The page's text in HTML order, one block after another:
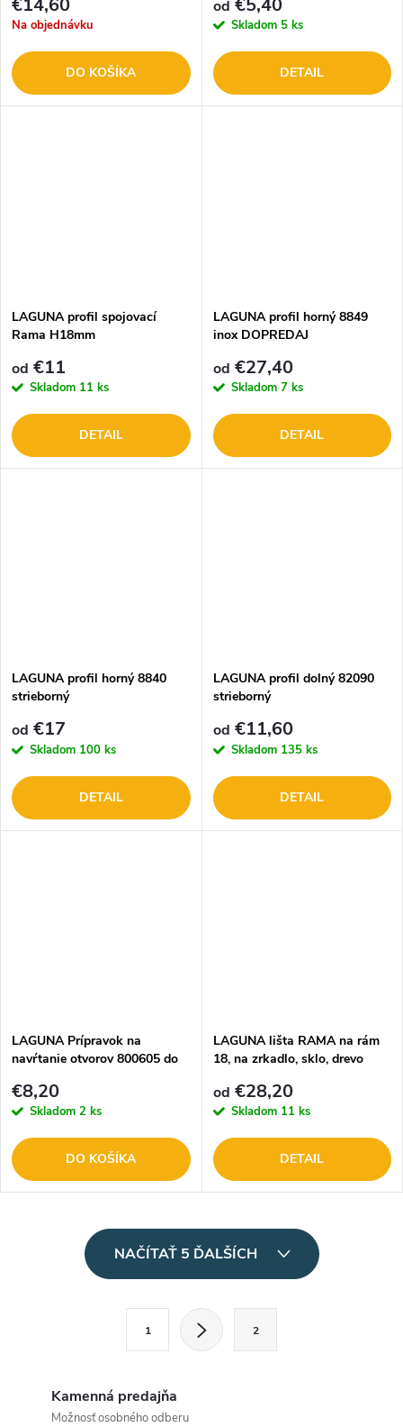
Na objednávku
DO KOŠÍKA
od
Skladom 5 ks
DETAIL
LAGUNA profil spojovací
Rama H18mm
od €11
Skladom 11 ks
DETAIL
LAGUNA profil horný 8849
inox DOPREDAJ
od €27,40
Skladom 7 ks
DETAIL
LAGUNA profil horný 8840
strieborný
od €17
Skladom 100 ks
DETAIL
LAGUNA profil dolný 82090
strieborný
od €11,60
Skladom 135 ks
DETAIL
LAGUNA Prípravok na
navŕtanie otvorov 800605 do
Multiomega/Laguna
€8,20
Skladom 2 ks
DO KOŠÍKA
LAGUNA lišta RAMA na rám
18, na zrkadlo, sklo, drevo
od €28,20
Skladom 11 ks
DETAIL
NAČÍTAŤ 5 ĎALŠÍCH
1 2
Kamenná predajňa
Možnosť osobného odberu